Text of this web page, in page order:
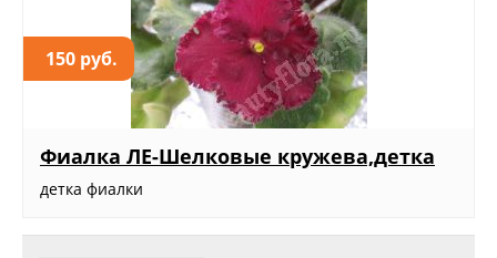
150 руб.
Фиалка ЛЕ-Шелковые кружева,детка
детка фиалки